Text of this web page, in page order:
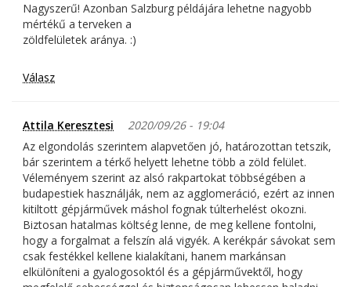
Nagyszerű! Azonban Salzburg példájára lehetne nagyobb
mértékű a terveken a
zöldfelületek aránya. :)
Válasz
Attila Keresztesi
2020/09/26 - 19:04
Az elgondolás szerintem alapvetően jó, határozottan tetszik,
bár szerintem a térkő helyett lehetne több a zöld felület.
Véleményem szerint az alsó rakpartokat többségében a
budapestiek használják, nem az agglomeráció, ezért az innen
kitiltott gépjárművek máshol fognak túlterhelést okozni.
Biztosan hatalmas költség lenne, de meg kellene fontolni,
hogy a forgalmat a felszín alá vigyék. A kerékpár sávokat sem
csak festékkel kellene kialakítani, hanem markánsan
elkülöníteni a gyalogosoktól és a gépjárművektől, hogy